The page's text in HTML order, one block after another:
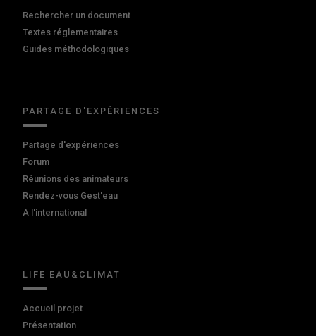
Rechercher un document
Textes réglementaires
Guides méthodologiques
PARTAGE D'EXPÉRIENCES
Partage d'expériences
Forum
Réunions des animateurs
Rendez-vous Gest'eau
A l'international
LIFE EAU&CLIMAT
Accueil projet
Présentation